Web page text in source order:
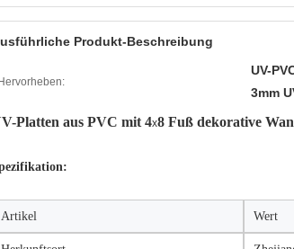
Produkt-Beschreibung
UV-
3mm
Platten aus PVC mit 4х8 Fuß dekorative
Artikel Wert